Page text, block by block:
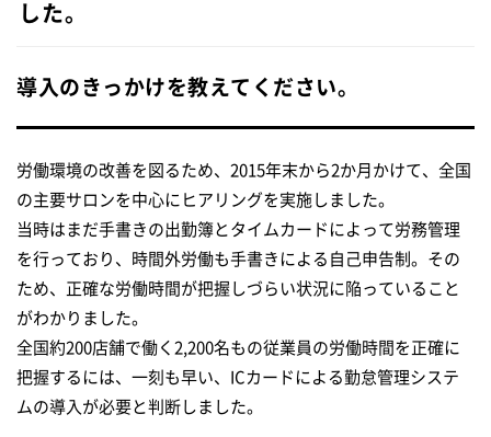
した。
導入のきっかけを教えてください。
労働環境の改善を図るため、2015年末から2か月かけて、全国
の主要サロンを中心にヒアリングを実施しました。
当時はまだ手書きの出勤簿とタイムカードによって労務管理
を行っており、時間外労働も手書きによる自己申告制。その
ため、正確な労働時間が把握しづらい状況に陥っていること
がわかりました。
全国約200店舗で働く2,200名もの従業員の労働時間を正確に
把握するには、一刻も早い、ICカードによる勤怠管理システ
ムの導入が必要と判断しました。